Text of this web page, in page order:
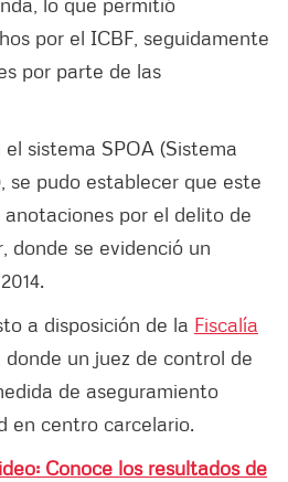
por el ICBF, seguidamente
por parte de las
sistema SPOA (Sistema
se pudo establecer que este
por el delito de
donde se evidenció un
a disposición de la Fiscalía
, donde un juez de control de
de aseguramiento
en centro carcelario.
Conoce los resultados de